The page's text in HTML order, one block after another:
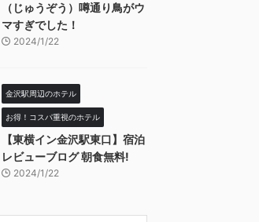
（じゅうぞう）噂通り鳥がウ
マすぎでした！
2024/1/22
金沢駅周辺のホテル
お得！コスパ重視のホテル
【東横イン金沢駅東口】宿泊
レビューブログ 朝食無料!
2024/1/22